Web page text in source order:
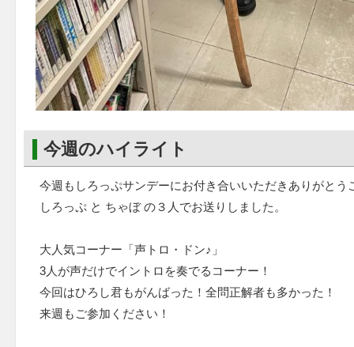
今週のハイライト
今週もしろっぷサンデーにお付き合いいただきありがとう
しろっぷ と ちゃぼ の３人でお送りしました。
大人気コーナー「声トロ・ドン♪」
3人が声だけでイントロを奏でるコーナー！
今回はひろし君もがんばった！全問正解者も多かった！
来週もご参加ください！